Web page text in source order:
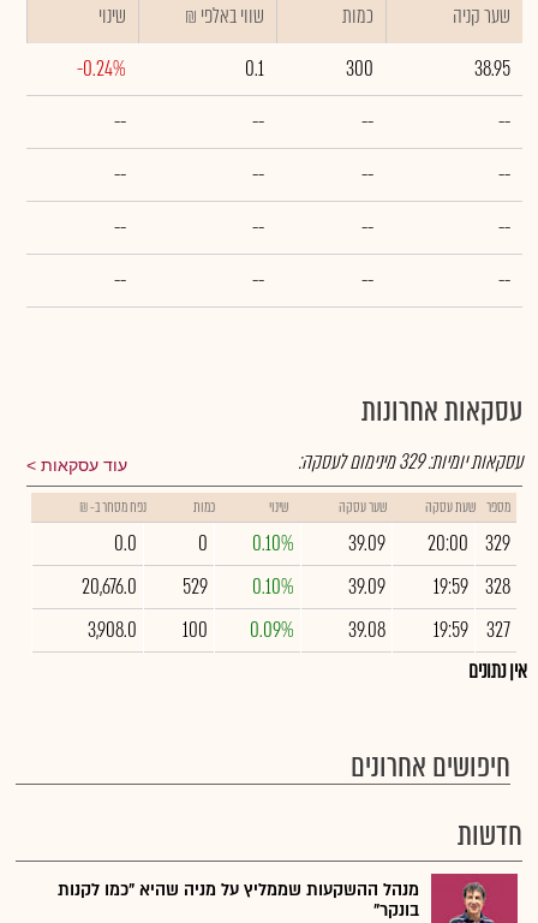
שער קניה כמות ₪ שווי באלפי
שינוי
38.95
300
0.1
-0.24%
--
--
--
--
--
--
--
--
--
--
--
--
--
--
--
--
עסקאות אחרונות
עוד עסקאות עסקאות יומיות:329מינימום לעסקה:
מספר שעת עסקה שער עסקה שינוי כמות נפח מסחר ב- ₪
329
20:00
39.09
0.10%
0
0.0
328
19:59
39.09
0.10%
529
20,676.0
327
19:59
39.08
0.09%
100
3,908.0
אין נתונים
חיפושים אחרונים
חדשות
מנהל ההשקעות שממליץ על מניה שהיא "כמו לקנות
בונקר"